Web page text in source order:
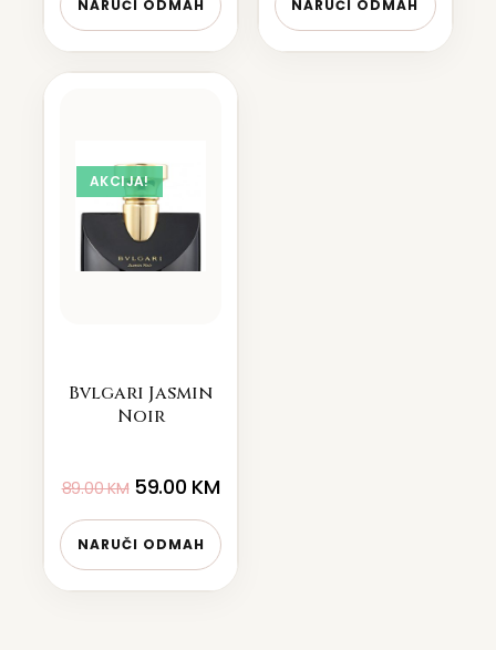
NARUČI ODMAH NARUČI ODMAH
AKCIJA!
Bvlgari Jasmin
Noir
89.00KM 59.00 KM
NARUČI ODMAH